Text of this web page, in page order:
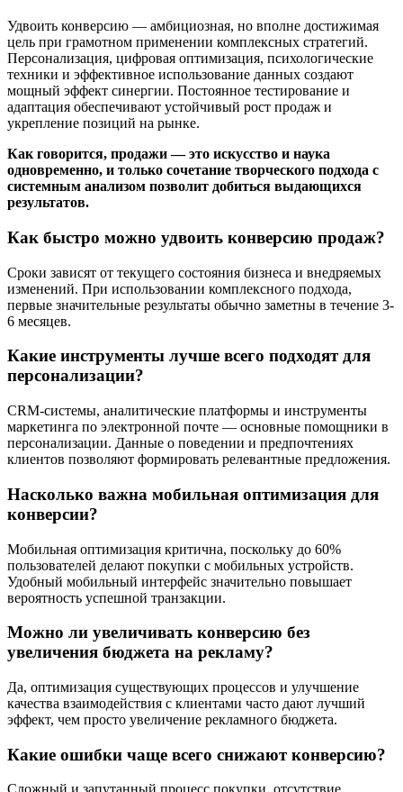
Удвоить конверсию — амбициозная, но вполне достижимая
цель при грамотном применении комплексных стратегий.
Персонализация, цифровая оптимизация, психологические
техники и эффективное использование данных создают
мощный эффект синергии. Постоянное тестирование и
адаптация обеспечивают устойчивый рост продаж и
укрепление позиций на рынке.
Как говорится, продажи — это искусство и наука
одновременно, и только сочетание творческого подхода с
системным анализом позволит добиться выдающихся
результатов.
Как быстро можно удвоить конверсию продаж?
Сроки зависят от текущего состояния бизнеса и внедряемых
изменений. При использовании комплексного подхода,
первые значительные результаты обычно заметны в течение 3-
6 месяцев.
Какие инструменты лучше всего подходят для
персонализации?
CRM-системы, аналитические платформы и инструменты
маркетинга по электронной почте — основные помощники в
персонализации. Данные о поведении и предпочтениях
клиентов позволяют формировать релевантные предложения.
Насколько важна мобильная оптимизация для
конверсии?
Мобильная оптимизация критична, поскольку до 60%
пользователей делают покупки с мобильных устройств.
Удобный мобильный интерфейс значительно повышает
вероятность успешной транзакции.
Можно ли увеличивать конверсию без
увеличения бюджета на рекламу?
Да, оптимизация существующих процессов и улучшение
качества взаимодействия с клиентами часто дают лучший
эффект, чем просто увеличение рекламного бюджета.
Какие ошибки чаще всего снижают конверсию?